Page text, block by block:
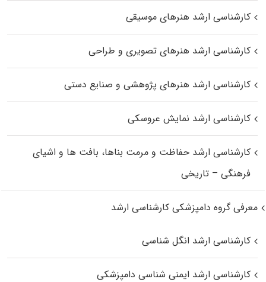
کارشناسی ارشد هنرهای موسیقی
کارشناسی ارشد هنرهای تصویری و طراحی
کارشناسی ارشد هنرهای پژوهشی و صنایع دستی
کارشناسی ارشد نمایش عروسکی
کارشناسی ارشد حفاظت و مرمت بناها، بافت‌ ها و اشیای
فرهنگی – تاریخی
معرفی گروه دامپزشکی کارشناسی ارشد
کارشناسی ارشد انگل شناسی
کارشناسی ارشد ایمنی‌ شناسی دامپزشکی